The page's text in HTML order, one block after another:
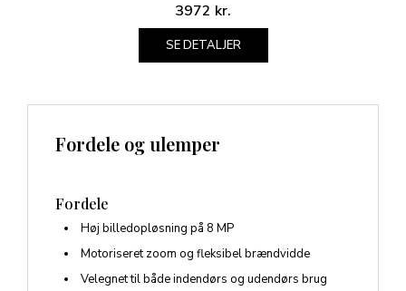
Fordele og ulemper
Fordele
Høj billedopløsning på 8 MP
Motoriseret zoom og fleksibel brændvidde
Velegnet til både indendørs og udendørs brug
3972 kr.
SE DETALJER